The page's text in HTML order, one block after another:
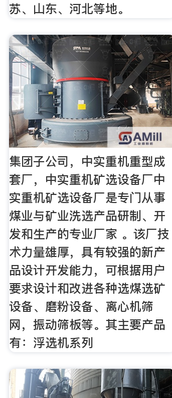
苏、山东、河北等地。
集团子公司，中实重机重型成
套厂，中实重机矿选设备厂中
实重机矿选设备厂是专门从事
煤业与矿业洗选产品研制、开
发和生产的专业厂家 。该厂技
术力量雄厚，具有较强的新产
品设计开发能力，可根据用户
要求设计和改进各种选煤选矿
设备、磨粉设备、离心机筛
网，振动筛板等。其主要产品
有：浮选机系列